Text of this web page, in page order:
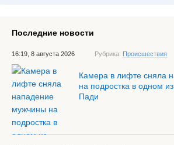
Последние новости
16:19, 8 августа 2026 Рубрика: Происшествия
Камера в лифте сняла
на подростка в одном
Пади